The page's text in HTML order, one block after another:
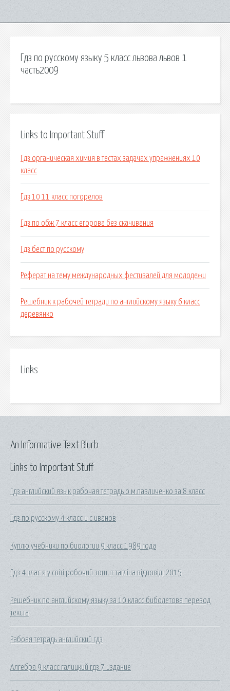
Гдз по русскому языку 5 класс львова львов 1
часть2009
Links to Important Stuff
Гдз органическая химия в тестах задачах упражнениях 10
класс
Гдз 10 11 класс погорелов
Гдз по обж 7 класс егорова без скачивания
Гдз бест по русскому
Реферат на тему международных фестивалей для молодежи
Решебник к рабочей тетради по английскому языку 6 класс
деревянко
Links
Links to Important Stuff
Гдз английский язык рабочая тетрадь о.м.павличенко за 8 класс
Гдз по русскому 4 класс и с иванов
Куплю учебники по биологии 9 класс 1989 года
Гдз 4 клас я у світі робочий зошит тагліна відповіді 2015
Решебник по английскому языку за 10 класс биболетова перевод
текста
Рабоая тетрадь английский гдз
Алгебра 9 класс галицкий гдз 7 издание
An Informative Text Blurb